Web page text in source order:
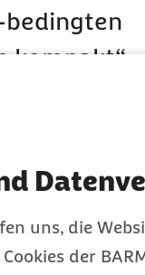
uns, die
der
bedingten
kompakt“
der
für
und